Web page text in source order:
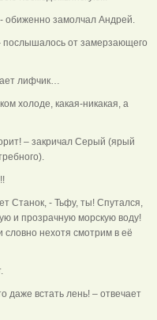
- обиженно замолчал Андрей.
послышалось от замерзающего
лифчик…
холоде, какая-никакая, а
– закричал Серый (ярый
Станок, - Тьфу, ты! Спутался,
и прозрачную морскую воду!
нехотя смотрим в её
даже встать лень! – отвечает